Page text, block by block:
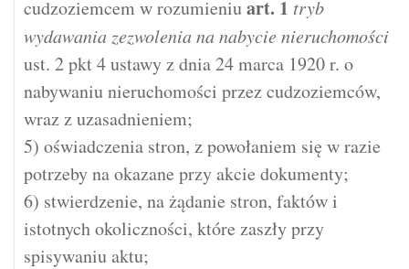
cudzoziemcem w rozumieniuart. 1 tryb
wydawania zezwolenia na nabycie nieruchomości
ust. 2 pkt 4 ustawy z dnia 24 marca 1920 r. o
nabywaniu nieruchomości przez cudzoziemców,
wraz z uzasadnieniem;
5) oświadczenia stron, z powołaniem się w razie
potrzeby na okazane przy akcie dokumenty;
6) stwierdzenie, na żądanie stron, faktów i
istotnych okoliczności, które zaszły przy
spisywaniu aktu;